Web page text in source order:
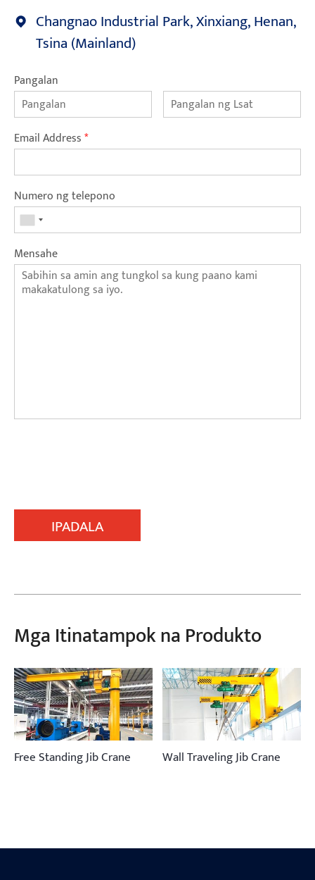
Changnao Industrial Park, Xinxiang, Henan,
Tsina (Mainland)
Pangalan
Email Address*
Numero ng telepono
Mensahe
IPADALA
Mga Itinatampok na Produkto
Free Standing Jib Crane Wall Traveling Jib Crane